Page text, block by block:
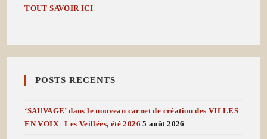
TOUT SAVOIR ICI
POSTS RECENTS
‘SAUVAGE’ dans le nouveau carnet de création des VILLES
EN VOIX | Les Veillées, été 2026 5 août 2026